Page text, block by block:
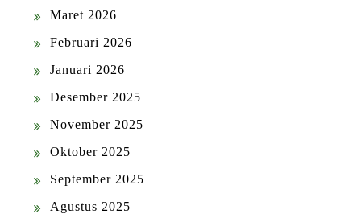
Maret 2026
Februari 2026
Januari 2026
Desember 2025
November 2025
Oktober 2025
September 2025
Agustus 2025